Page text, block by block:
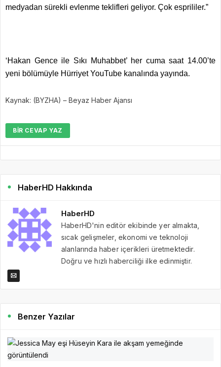
medyadan sürekli evlenme teklifleri geliyor. Çok esprililer.”
‘Hakan Gence ile Sıkı Muhabbet’ her cuma saat 14.00’te
yeni bölümüyle Hürriyet YouTube kanalında yayında.
Kaynak: (BYZHA) – Beyaz Haber Ajansı
BIR CEVAP YAZ
HaberHD Hakkında
HaberHD
HaberHD'nin editör ekibinde yer almakta,
sıcak gelişmeler, ekonomi ve teknoloji
alanlarında haber içerikleri üretmektedir.
Doğru ve hızlı haberciliği ilke edinmiştir.
Benzer Yazılar